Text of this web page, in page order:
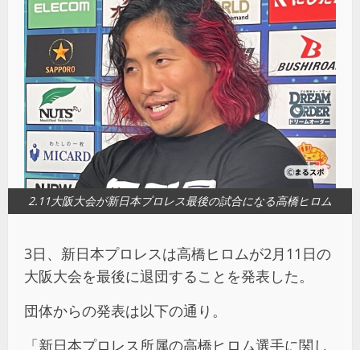
2.11大阪大会が新日本プロレス最後の試合になる高橋ヒロム
3日、新日本プロレスは高橋ヒロムが2月11日の
大阪大会を最後に退団することを発表した。
団体からの発表は以下の通り。
「新日本プロレス所属の高橋ヒロム選手に関し